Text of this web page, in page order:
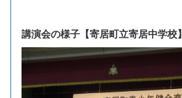
講演会の様子【寄居町立寄居中学校】